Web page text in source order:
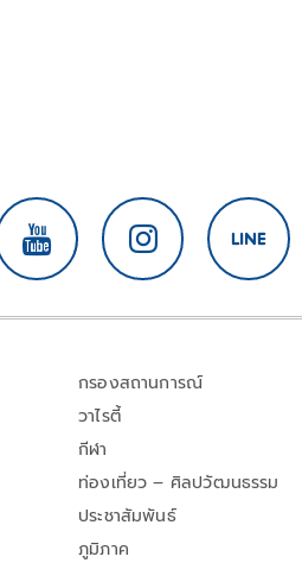
กรองสถานการณ์
วาไรตี้
กีฬา
ท่องเที่ยว – ศิลปวัฒนธรรม
ประชาสัมพันธ์
ภูมิภาค